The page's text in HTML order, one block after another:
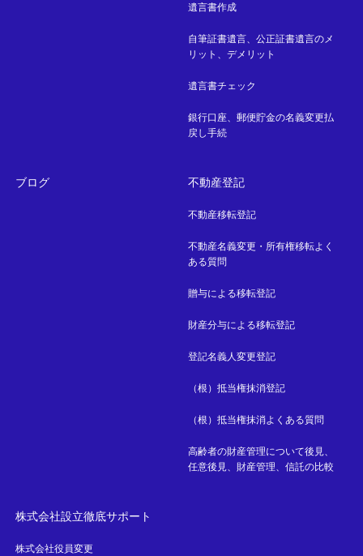
遺言書作成
自筆証書遺言、公正証書遺言のメ
リット、デメリット
遺言書チェック
銀行口座、郵便貯金の名義変更払
戻し手続
ブログ 不動産登記
不動産移転登記
不動産名義変更・所有権移転よく
ある質問
贈与による移転登記
財産分与による移転登記
登記名義人変更登記
（根）抵当権抹消登記
（根）抵当権抹消よくある質問
高齢者の財産管理について後見、
任意後見、財産管理、信託の比較
株式会社設立徹底サポート
株式会社役員変更